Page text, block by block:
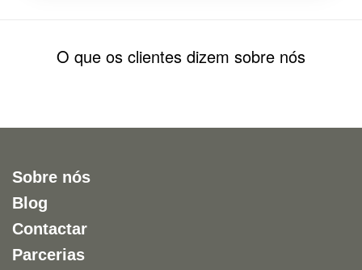
O que os clientes dizem sobre nós
Sobre nós
Blog
Contactar
Parcerias